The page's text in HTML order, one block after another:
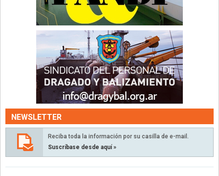
NEWSLETTER
Reciba toda la información por su casilla de e-mail.
Suscríbase desde aquí »